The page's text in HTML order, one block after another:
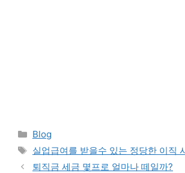
Categories
Blog
Tags
실업급여를 받을수 있는 정당한 이직
퇴직금 세금 몇프로 얼마나 떼일까?